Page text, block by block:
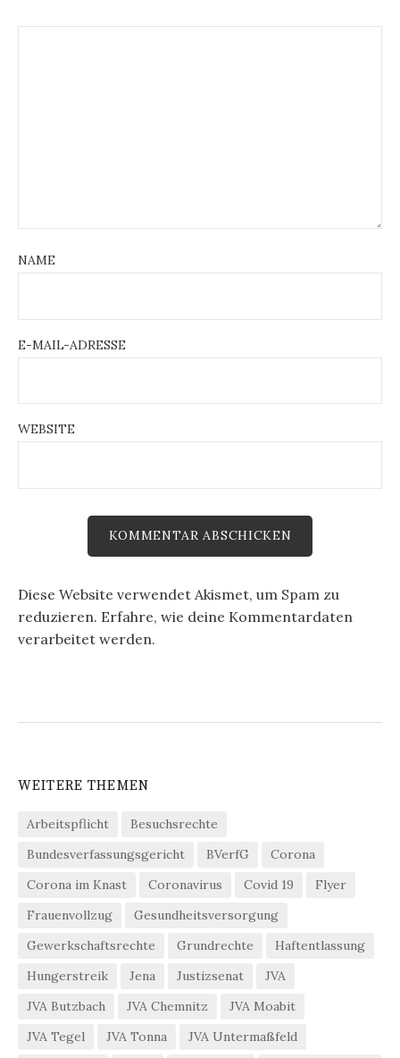
NAME
E-MAIL-ADRESSE
WEBSITE
Diese Website verwendet Akismet, um Spam zu
reduzieren. Erfahre, wie deine Kommentardaten
verarbeitet werden.
WEITERE THEMEN
Arbeitspflicht
Besuchsrechte
Bundesverfassungsgericht
BVerfG
Corona
Corona im Knast
Coronavirus Covid 19
Flyer
Frauenvollzug
Gesundheitsversorgung
Gewerkschaftsrechte
Grundrechte
Haftentlassung
Hungerstreik
Jena Justizsenat
JVA
JVA Butzbach
JVA Chemnitz
JVA Moabit
JVA Tegel
JVA Tonna JVA Untermaßfeld